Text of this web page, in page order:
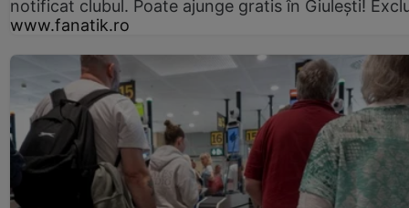
notificat clubul. Poate ajunge gratis în Giulești!
www.fanatik.ro